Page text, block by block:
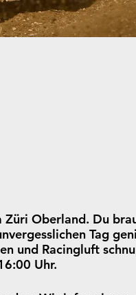
Oberland. Du
Tag
und Racingluft
Uhr.